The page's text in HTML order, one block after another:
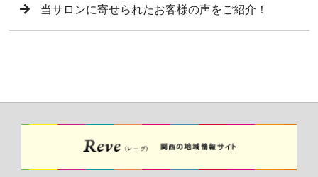
当サロンに寄せられたお客様の声をご紹介！